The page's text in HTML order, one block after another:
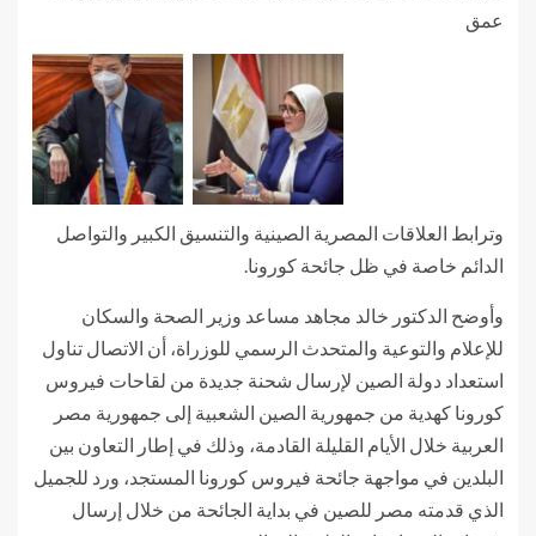
عمق
وترابط العلاقات المصرية الصينية والتنسيق الكبير والتواصل
الدائم خاصة في ظل جائحة كورونا.
وأوضح الدكتور خالد مجاهد مساعد وزير الصحة والسكان
للإعلام والتوعية والمتحدث الرسمي للوزراة، أن الاتصال تناول
استعداد دولة الصين لإرسال شحنة جديدة من لقاحات فيروس
كورونا كهدية من جمهورية الصين الشعبية إلى جمهورية مصر
العربية خلال الأيام القليلة القادمة، وذلك في إطار التعاون بين
البلدين في مواجهة جائحة فيروس كورونا المستجد، ورد للجميل
الذي قدمته مصر للصين في بداية الجائحة من خلال إرسال